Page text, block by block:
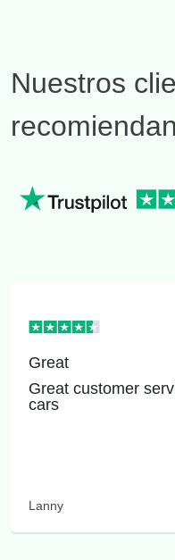
Nuestros
recomiendan
Great
Great customer
cars
Lanny